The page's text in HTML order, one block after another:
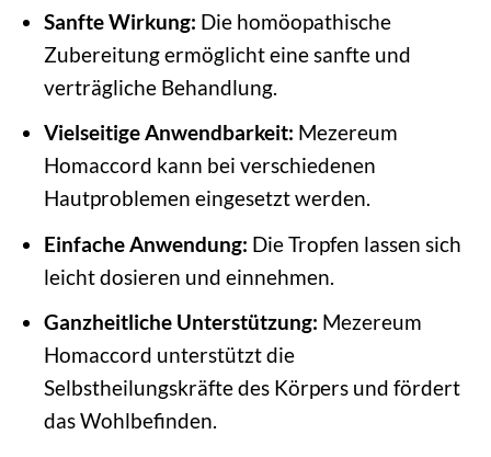
Sanfte Wirkung: Die homöopathische
Zubereitung ermöglicht eine sanfte und
verträgliche Behandlung.
Vielseitige Anwendbarkeit: Mezereum
Homaccord kann bei verschiedenen
Hautproblemen eingesetzt werden.
Einfache Anwendung: Die Tropfen lassen sich
leicht dosieren und einnehmen.
Ganzheitliche Unterstützung: Mezereum
Homaccord unterstützt die
Selbstheilungskräfte des Körpers und fördert
das Wohlbefinden.